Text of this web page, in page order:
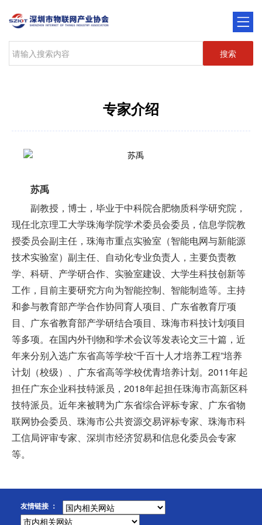
搜索
专家介绍
苏禹
副教授，博士，毕业于中科院合肥物质科学研究院，
现任北京理工大学珠海学院学术委员会委员，信息学院教
授委员会副主任，珠海市重点实验室（智能电网与新能源
技术实验室）副主任、自动化专业负责人，主要负责教
学、科研、产学研合作、实验室建设、大学生科技创新等
工作，目前主要研究方向为智能控制、智能制造等。主持
和参与教育部产学合作协同育人项目、广东省教育厅项
目、广东省教育部产学研结合项目、珠海市科技计划项目
等多项。在国内外刊物和学术会议等发表论文三十篇，近
年来分别入选广东省高等学校“千百十人才培养工程”培养
计划（校级）、广东省高等学校优青培养计划。2011年起
担任广东企业科技特派员，2018年起担任珠海市高新区科
技特派员。近年来被聘为广东省综合评标专家、广东省物
联网协会委员、珠海市公共资源交易评标专家、珠海市科
工信局评审专家、深圳市经济贸易和信息化委员会专家
等。
友情链接 ：